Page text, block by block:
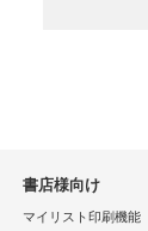
書店様向け
マイリスト印刷機能